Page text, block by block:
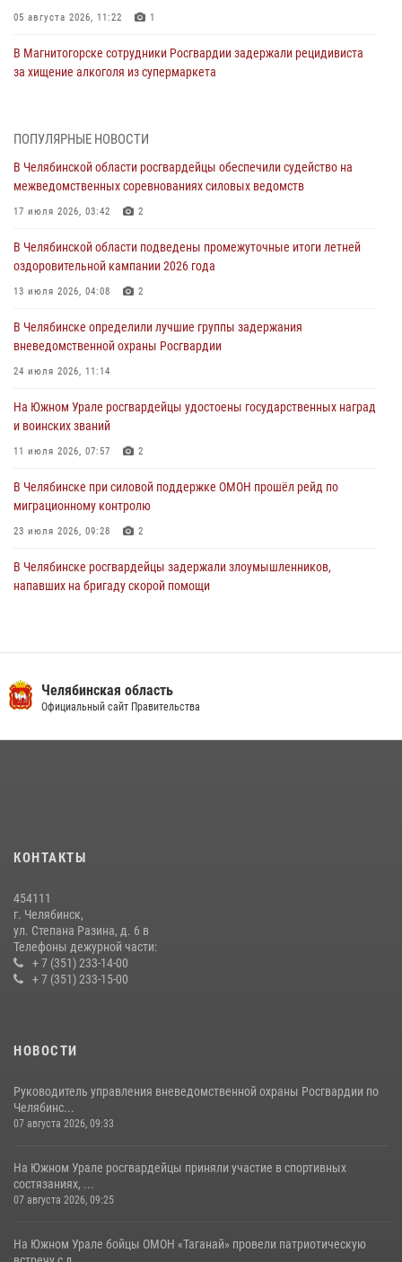
05 августа 2026, 11:22 1
В Магнитогорске сотрудники Росгвардии задержали рецидивиста
за хищение алкоголя из супермаркета
На Южном Урале спецназ Росгвардии провел военно-полевые
Росгвардейцы задержали трёх магазинных воров в Челябинске
На Южном Урале сотрудники Росгвардии задержали
подозреваемого в совершении убийства
В Челябинской области росгвардейцами по горячим следам
задержан подозреваемый в грабеже
ПОПУЛЯРНЫЕ НОВОСТИ
В Челябинской области росгвардейцы обеспечили судейство на
межведомственных соревнованиях силовых ведомств
17 июля 2026, 03:42 2
В Челябинской области подведены промежуточные итоги летней
оздоровительной кампании 2026 года
13 июля 2026, 04:08 2
В Челябинске определили лучшие группы задержания
вневедомственной охраны Росгвардии
24 июля 2026, 11:14
На Южном Урале росгвардейцы удостоены государственных наград
и воинских званий
11 июля 2026, 07:57 2
В Челябинске при силовой поддержке ОМОН прошёл рейд по
миграционному контролю
23 июля 2026, 09:28 2
В Челябинске росгвардейцы задержали злоумышленников,
напавших на бригаду скорой помощи
13 июля 2026, 03:02 5
14 июля 2026, 05:15
Челябинская область
Официальный сайт Правительства
КОНТАКТЫ
454111
г. Челябинск,
ул. Степана Разина, д. 6 в
Телефоны дежурной части:
+ 7 (351) 233-14-00
+ 7 (351) 233-15-00
НОВОСТИ
Руководитель управления вневедомственной охраны Росгвардии по
Челябинс...
07 августа 2026, 09:33
На Южном Урале росгвардейцы приняли участие в спортивных
состязаниях, ...
07 августа 2026, 09:25
На Южном Урале бойцы ОМОН «Таганай» провели патриотическую